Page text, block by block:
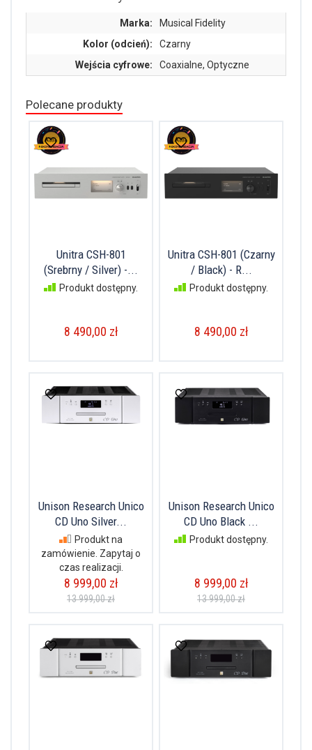
Marka:
Musical Fidelity
Kolor (odcień):
Czarny
Wejścia cyfrowe:
Coaxialne, Optyczne
Polecane produkty
Unitra CSH-801
(Srebrny / Silver) -...
Produkt dostępny.
8 490,00 zł
Unitra CSH-801 (Czarny
/ Black) - R...
Produkt dostępny.
8 490,00 zł
Unison Research Unico
CD Uno Silver...
Produkt na
zamówienie. Zapytaj o
czas realizacji.
8 999,00 zł
13 999,00 zł
Unison Research Unico
CD Uno Black ...
Produkt dostępny.
8 999,00 zł
13 999,00 zł